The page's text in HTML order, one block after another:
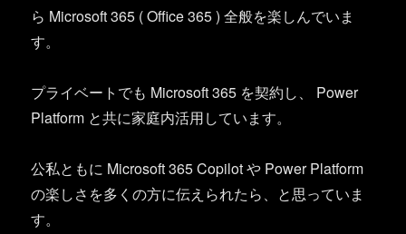
ら Microsoft 365 ( Office 365 ) 全般を楽しんでいま
す。
プライベートでも Microsoft 365 を契約し、 Power
Platform と共に家庭内活用しています。
公私ともに Microsoft 365 Copilot や Power Platform
の楽しさを多くの方に伝えられたら、と思っていま
す。